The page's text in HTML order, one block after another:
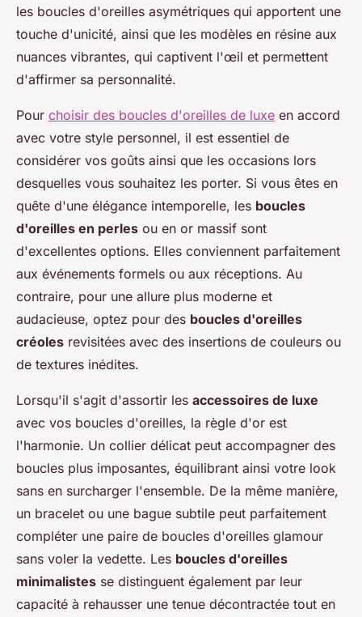
les boucles d'oreilles asymétriques qui apportent une
touche d'unicité, ainsi que les modèles en résine aux
nuances vibrantes, qui captivent l'œil et permettent
d'affirmer sa personnalité.
Pour choisir des boucles d'oreilles de luxe en accord
avec votre style personnel, il est essentiel de
considérer vos goûts ainsi que les occasions lors
desquelles vous souhaitez les porter. Si vous êtes en
quête d'une élégance intemporelle, les boucles
d'oreilles en perles ou en or massif sont
d'excellentes options. Elles conviennent parfaitement
aux événements formels ou aux réceptions. Au
contraire, pour une allure plus moderne et
audacieuse, optez pour des boucles d'oreilles
créoles revisitées avec des insertions de couleurs ou
de textures inédites.
Lorsqu'il s'agit d'assortir les accessoires de luxe
avec vos boucles d'oreilles, la règle d'or est
l'harmonie. Un collier délicat peut accompagner des
boucles plus imposantes, équilibrant ainsi votre look
sans en surcharger l'ensemble. De la même manière,
un bracelet ou une bague subtile peut parfaitement
compléter une paire de boucles d'oreilles glamour
sans voler la vedette. Les boucles d'oreilles
minimalistes se distinguent également par leur
capacité à rehausser une tenue décontractée tout en